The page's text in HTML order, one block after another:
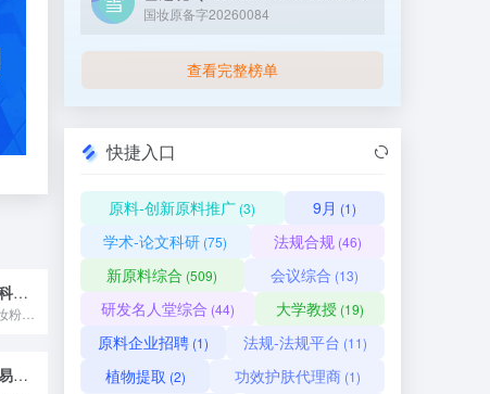
广州极钛美纳米科技有限公司
仙婷（广州）贸易有限公司
国妆原备字20260084
查看完整榜单
快捷入口
原料-创新原料推广 (3) 9月 (1)
学术-论文科研 (75) 法规合规(46)
新原料综合 (509) 会议综合 (13)
研发名人堂综合 (44) 大学教授 (19)
原料企业招聘 (1) 法规-法规平台 (11)
植物提取 (2) 功效护肤代理商(1)